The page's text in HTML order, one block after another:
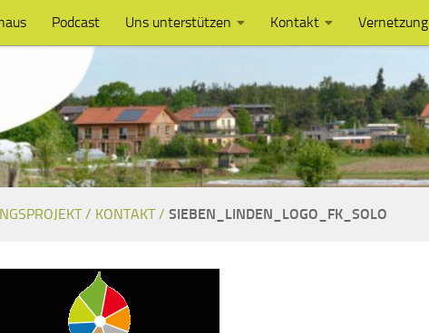
Podcast Uns unterstützen Kontakt Vernetzung
/ KONTAKT / SIEBEN_LINDEN_LOGO_FK_SOLO